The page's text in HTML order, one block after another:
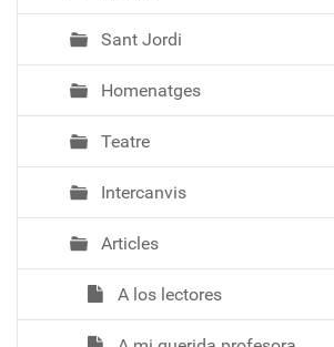
Sant Jordi
Homenatges
Teatre
Intercanvis
Articles
A los lectores